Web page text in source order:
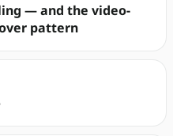
— and the video-
pattern